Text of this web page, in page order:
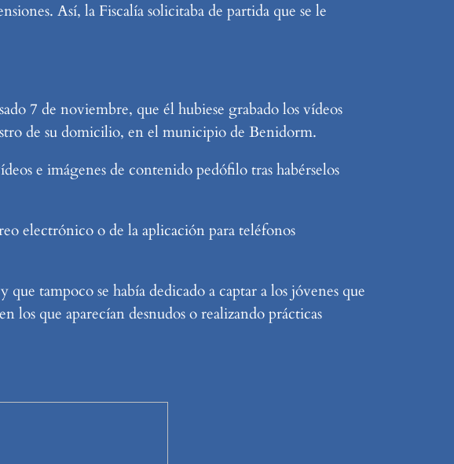
Así, la Fiscalía solicitaba de partida que se le
7 de noviembre, que él hubiese grabado los vídeos
de su domicilio, en el municipio de Benidorm.
e imágenes de contenido pedófilo tras habérselos
electrónico o de la aplicación para teléfonos
tampoco se había dedicado a captar a los jóvenes que
los que aparecían desnudos o realizando prácticas